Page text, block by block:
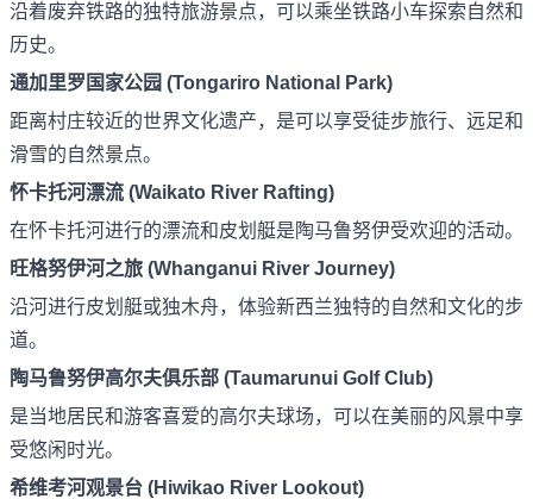
沿着废弃铁路的独特旅游景点，可以乘坐铁路小车探索自然和
历史。
通加里罗国家公园 (Tongariro National Park)
距离村庄较近的世界文化遗产，是可以享受徒步旅行、远足和
滑雪的自然景点。
怀卡托河漂流 (Waikato River Rafting)
在怀卡托河进行的漂流和皮划艇是陶马鲁努伊受欢迎的活动。
旺格努伊河之旅 (Whanganui River Journey)
沿河进行皮划艇或独木舟，体验新西兰独特的自然和文化的步
道。
陶马鲁努伊高尔夫俱乐部 (Taumarunui Golf Club)
是当地居民和游客喜爱的高尔夫球场，可以在美丽的风景中享
受悠闲时光。
希维考河观景台 (Hiwikao River Lookout)